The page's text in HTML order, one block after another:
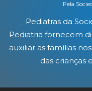
Pela
Pediatras da
Pediatria fornecem
auxiliar as famílias
das crianças